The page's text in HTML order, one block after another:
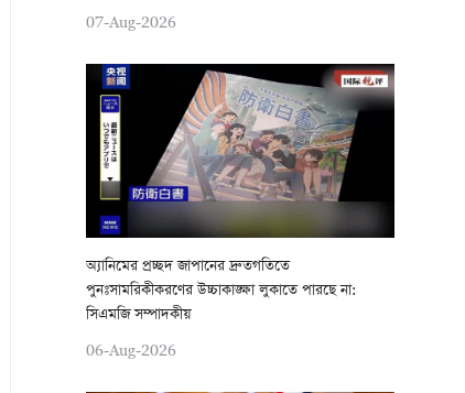
07-Aug-2026
অ্যানিমের প্রচ্ছদ জাপানের দ্রুতগতিতে
পুনঃসামরিকীকরণের উচ্চাকাঙ্ক্ষা লুকাতে পারছে না:
সিএমজি সম্পাদকীয়
06-Aug-2026